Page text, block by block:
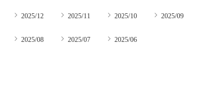
2025/12 2025/11 2025/10 2025/09
2025/08 2025/07 2025/06